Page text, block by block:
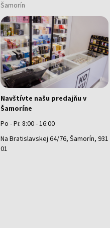
Šamorín
Navštívte našu predajňu v
Šamoríne
Po - Pi: 8:00 - 16:00
Na Bratislavskej 64/76, Šamorín, 931
01